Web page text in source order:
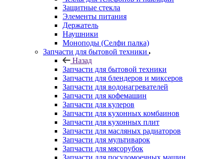
Защитные стекла
Элементы питания
Держатель
Наушники
Моноподы (Селфи палка)
Запчасти для бытовой техники
Назад
Запчасти для бытовой техники
Запчасти для блендеров и миксеров
Запчасти для водонагревателей
Запчасти для кофемашин
Запчасти для кулеров
Запчасти для кухонных комбаинов
Запчасти для кухонных плит
Запчасти для масляных радиаторов
Запчасти для мультиварок
Запчасти для мясорубок
Запчасти для посудомоечных машин